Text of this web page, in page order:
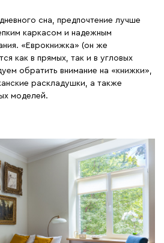
сна, предпочтение лучше
каркасом и надежным
«Еврокнижка» (он же
как в прямых, так и в угловых
обратить внимание на «книжки»,
раскладушки, а также
моделей.